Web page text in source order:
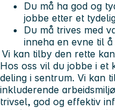
Du må ha god og
jobbe etter et
Du må trives med
inneha en evne til
Vi kan tilby den rette
Hos oss vil du jobbe i et
deling i sentrum. Vi kan
inkluderende
trivsel, god og effektiv